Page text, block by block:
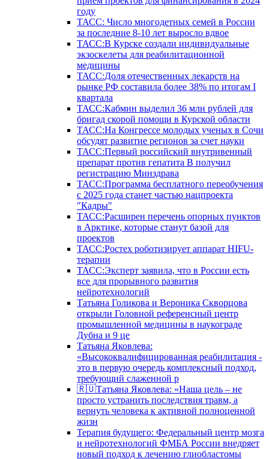
году
ТАСС: Число многодетных семей в России
за последние 8-10 лет выросло вдвое
ТАСС:В Курске создали индивидуальные
экзоскелеты для реабилитационной
медицины
ТАСС:Доля отечественных лекарств на
рынке РФ составила более 38% по итогам I
квартала
ТАСС:Кабмин выделил 36 млн рублей для
бригад скорой помощи в Курской области
ТАСС:На Конгрессе молодых ученых в Сочи
обсудят развитие регионов за счет науки
ТАСС:Первый российский внутривенный
препарат против гепатита В получил
регистрацию Минздрава
ТАСС:Программа бесплатного переобучения
с 2025 года станет частью нацпроекта
"Кадры"
ТАСС:Расширен перечень опорных пунктов
в Арктике, которые станут базой для
проектов
ТАСС:Ростех роботизирует аппарат HIFU-
терапии
ТАСС:Эксперт заявила, что в России есть
все для прорывного развития
нейротехнологий
Татьяна Голикова и Вероника Скворцова
открыли Головной референсный центр
промышленной медицины в наукограде
Дубна и 9 це
Татьяна Яковлева:
«Высококвалифицированная реабилитация -
это в первую очередь комплексный подход,
требующий слаженной р
🇷🇺Татьяна Яковлева: «Наша цель – не
просто устранить последствия травм, а
вернуть человека к активной полноценной
жизн
Терапия будущего: Федеральный центр мозга
и нейротехнологий ФМБА России внедряет
новый подход к лечению глиобластомы